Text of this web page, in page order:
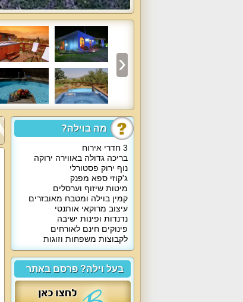
מה בוילה?
3 חדרי אירוח
בריכה גדולה באווירה ירוקה
נוף ירוק פסטורלי
ג'קוזי ספא מפנק
מיטות שיזוף וערסלים
קמין בוילה ומטבח מאובזרים
עיצוב מרוקאי אותנטי
נדנדות ופינות ישיבה
פינוקים חינם לאורחים
לקבוצות משפחות וזוגות
בעל וילה? פרסם באתר